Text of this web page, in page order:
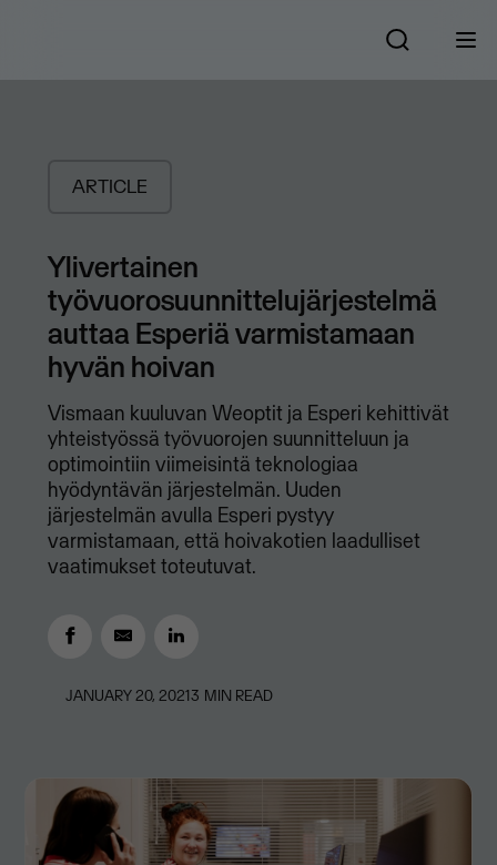
ARTICLE
Ylivertainen
työvuorosuunnittelujärjestelmä
auttaa Esperiä varmistamaan
hyvän hoivan
Vismaan kuuluvan Weoptit ja Esperi kehittivät
yhteistyössä työvuorojen suunnitteluun ja
optimointiin viimeisintä teknologiaa
hyödyntävän järjestelmän. Uuden
järjestelmän avulla Esperi pystyy
varmistamaan, että hoivakotien laadulliset
vaatimukset toteutuvat.
JANUARY 20, 20213 MIN READ